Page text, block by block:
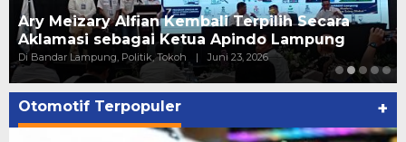
Ary Meizary Alfian Kembali Terpilih Secara
Aklamasi sebagai Ketua Apindo Lampung
Di Bandar Lampung, Politik, Tokoh | Juni 23, 2026
Otomotif Terpopuler +